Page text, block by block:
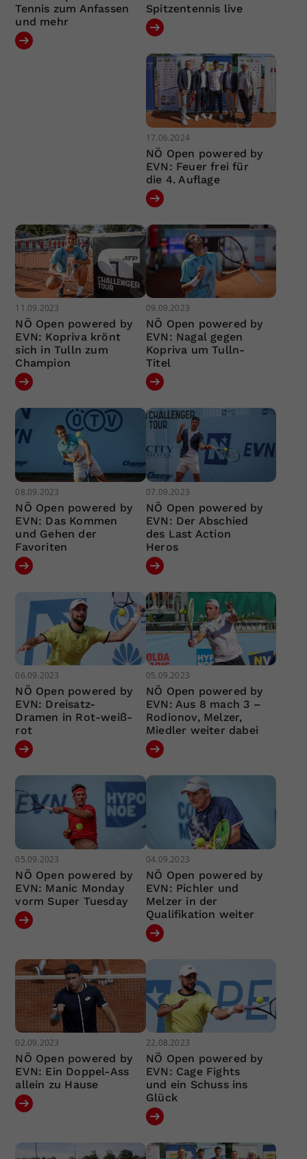
Tennis zum Anfassen
und mehr
Spitzentennis live
17.06.2024
NÖ Open powered by
EVN: Feuer frei für
die 4. Auflage
11.09.2023
NÖ Open powered by
EVN: Kopriva krönt
sich in Tulln zum
Champion
09.09.2023
NÖ Open powered by
EVN: Nagal gegen
Kopriva um Tulln-
Titel
08.09.2023
NÖ Open powered by
EVN: Das Kommen
und Gehen der
Favoriten
07.09.2023
NÖ Open powered by
EVN: Der Abschied
des Last Action
Heros
06.09.2023
NÖ Open powered by
EVN: Dreisatz-
Dramen in Rot-weiß-
rot
05.09.2023
NÖ Open powered by
EVN: Aus 8 mach 3 –
Rodionov, Melzer,
Miedler weiter dabei
05.09.2023
NÖ Open powered by
EVN: Manic Monday
vorm Super Tuesday
04.09.2023
NÖ Open powered by
EVN: Pichler und
Melzer in der
Qualifikation weiter
02.09.2023
NÖ Open powered by
EVN: Ein Doppel-Ass
allein zu Hause
22.08.2023
NÖ Open powered by
EVN: Cage Fights
und ein Schuss ins
Glück